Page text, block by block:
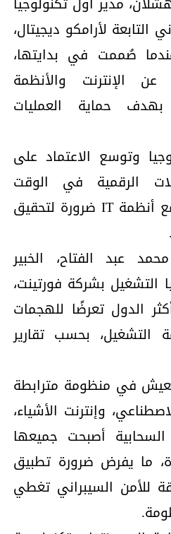
التابعة لأرامكو ديجيتال،
صُممت في بدايتها،
الإنترنت والأنظمة
بهدف حماية العمليات
وتوسع الاعتماد على
الرقمية في الوقت
الحقيقي، أصبح الربط مع أنظمة IT ضرورة لتحقيق
عبد الفتاح، الخبير
التشغيل بشركة فورتينت،
الدول تعرضًا للهجمات
التشغيل، بحسب تقارير
يعيش في منظومة مترابطة
وإنترنت الأشياء،
السحابية أصبحت جميعها
ما يفرض ضرورة تطبيق
للأمن السيبراني تغطي